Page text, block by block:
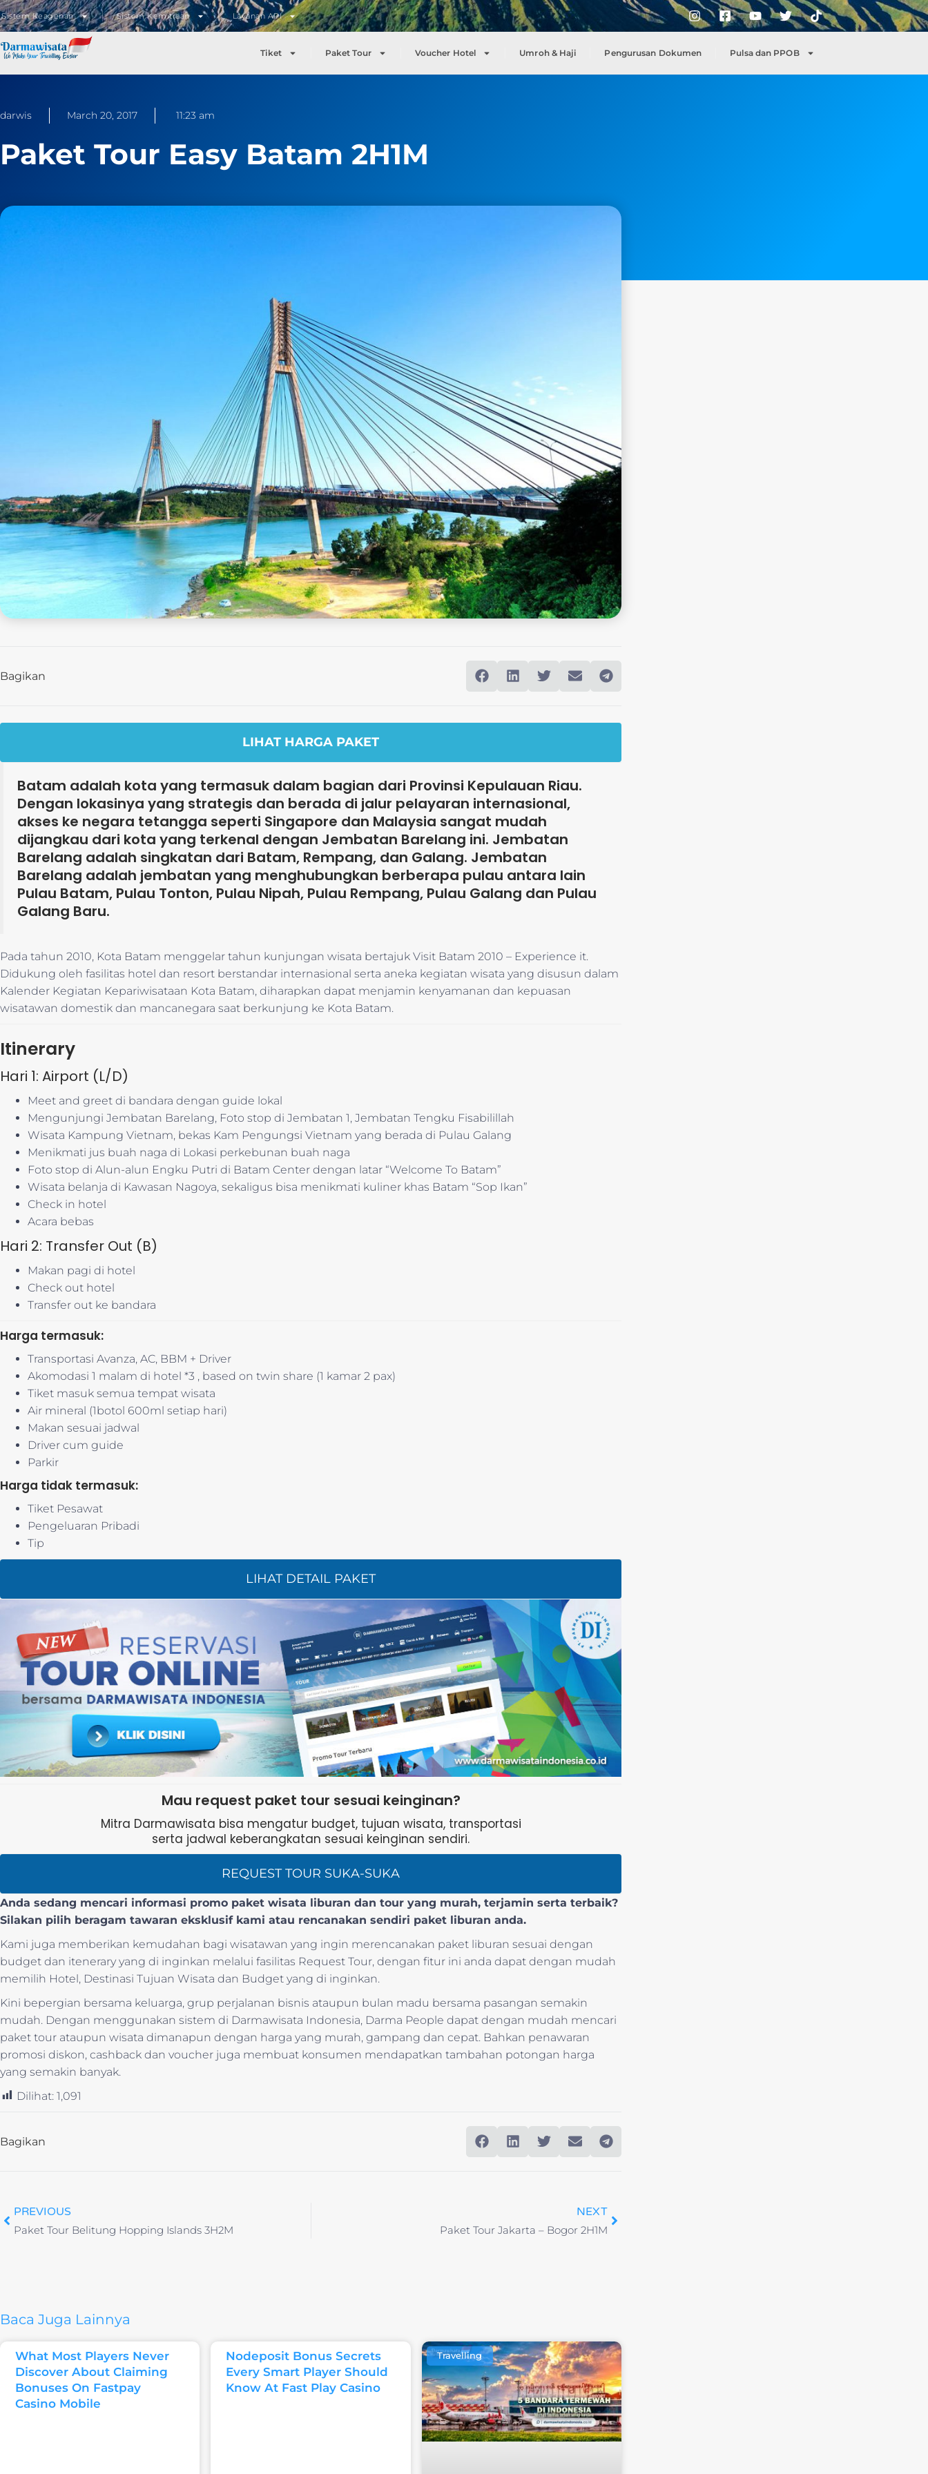
Sistem Keagenan Sistem Kemitraan Layanan API
Tiket Paket Tour Voucher Hotel Umroh & Haji Pengurusan Dokumen Pulsa dan PPOB
darwis March 20, 2017 11:23 am
Paket Tour Easy Batam 2H1M
Bagikan
LIHAT HARGA PAKET
Batam adalah kota yang termasuk dalam bagian dari Provinsi Kepulauan Riau.
Dengan lokasinya yang strategis dan berada di jalur pelayaran internasional,
akses ke negara tetangga seperti Singapore dan Malaysia sangat mudah
dijangkau dari kota yang terkenal dengan Jembatan Barelang ini. Jembatan
Barelang adalah singkatan dari Batam, Rempang, dan Galang. Jembatan
Barelang adalah jembatan yang menghubungkan berberapa pulau antara lain
Pulau Batam, Pulau Tonton, Pulau Nipah, Pulau Rempang, Pulau Galang dan Pulau
Galang Baru.
Pada tahun 2010, Kota Batam menggelar tahun kunjungan wisata bertajuk Visit Batam 2010 – Experience it.
Didukung oleh fasilitas hotel dan resort berstandar internasional serta aneka kegiatan wisata yang disusun dalam
Kalender Kegiatan Kepariwisataan Kota Batam, diharapkan dapat menjamin kenyamanan dan kepuasan
wisatawan domestik dan mancanegara saat berkunjung ke Kota Batam.
Itinerary
Hari 1: Airport (L/D)
Meet and greet di bandara dengan guide lokal
Mengunjungi Jembatan Barelang, Foto stop di Jembatan 1, Jembatan Tengku Fisabilillah
Wisata Kampung Vietnam, bekas Kam Pengungsi Vietnam yang berada di Pulau Galang
Menikmati jus buah naga di Lokasi perkebunan buah naga
Foto stop di Alun-alun Engku Putri di Batam Center dengan latar “Welcome To Batam”
Wisata belanja di Kawasan Nagoya, sekaligus bisa menikmati kuliner khas Batam “Sop Ikan”
Check in hotel
Acara bebas
Hari 2: Transfer Out (B)
Makan pagi di hotel
Check out hotel
Transfer out ke bandara
Harga termasuk:
Transportasi Avanza, AC, BBM + Driver
Akomodasi 1 malam di hotel *3 , based on twin share (1 kamar 2 pax)
Tiket masuk semua tempat wisata
Air mineral (1botol 600ml setiap hari)
Makan sesuai jadwal
Driver cum guide
Parkir
Harga tidak termasuk:
Tiket Pesawat
Pengeluaran Pribadi
Tip
LIHAT DETAIL PAKET
Mau request paket tour sesuai keinginan?
Mitra Darmawisata bisa mengatur budget, tujuan wisata, transportasi
serta jadwal keberangkatan sesuai keinginan sendiri.
REQUEST TOUR SUKA-SUKA
Anda sedang mencari informasi promo paket wisata liburan dan tour yang murah, terjamin serta terbaik?
Silakan pilih beragam tawaran eksklusif kami atau rencanakan sendiri paket liburan anda.
Kami juga memberikan kemudahan bagi wisatawan yang ingin merencanakan paket liburan sesuai dengan
budget dan itenerary yang di inginkan melalui fasilitas Request Tour, dengan fitur ini anda dapat dengan mudah
memilih Hotel, Destinasi Tujuan Wisata dan Budget yang di inginkan.
Kini bepergian bersama keluarga, grup perjalanan bisnis ataupun bulan madu bersama pasangan semakin
mudah. Dengan menggunakan sistem di Darmawisata Indonesia, Darma People dapat dengan mudah mencari
paket tour ataupun wisata dimanapun dengan harga yang murah, gampang dan cepat. Bahkan penawaran
promosi diskon, cashback dan voucher juga membuat konsumen mendapatkan tambahan potongan harga
yang semakin banyak.
Dilihat: 1,091
Bagikan
PREVIOUS
Paket Tour Belitung Hopping Islands 3H2M
NEXT
Paket Tour Jakarta – Bogor 2H1M
Baca Juga Lainnya
What Most Players Never
Discover About Claiming
Bonuses On Fastpay
Casino Mobile
Nodeposit Bonus Secrets
Every Smart Player Should
Know At Fast Play Casino
Travelling